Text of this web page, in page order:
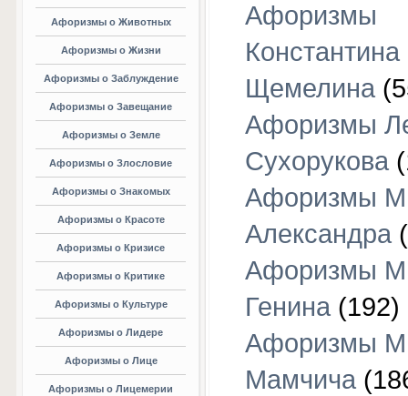
Афоризмы о Животных
Афоризмы о Жизни
Афоризмы о Заблуждение
Афоризмы о Завещание
Афоризмы о Земле
Афоризмы о Злословие
Афоризмы о Знакомых
Афоризмы о Красоте
Афоризмы о Кризисе
Афоризмы о Критике
Афоризмы о Культуре
Афоризмы о Лидере
Афоризмы о Лице
Афоризмы о Лицемерии
Афоризмы
Константина
Щемелина
Афоризмы
Сухорукова
Афоризмы
Александра
Афоризмы
Генина (192)
Афоризмы
Мамчича